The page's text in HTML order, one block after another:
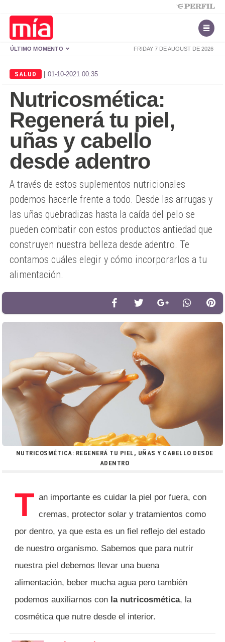
FRIDAY 7 DE AUGUST DE 2026
ÚLTIMO MOMENTO
SALUD | 01-10-2021 00:35
Nutricosmética:
Regenerá tu piel,
uñas y cabello
desde adentro
A través de estos suplementos nutricionales
podemos hacerle frente a todo. Desde las arrugas y
las uñas quebradizas hasta la caída del pelo se
pueden combatir con estos productos antiedad que
construyen nuestra belleza desde adentro. Te
contamos cuáles elegir y cómo incorporarlos a tu
alimentación.
NUTRICOSMÉTICA: REGENERÁ TU PIEL, UÑAS Y CABELLO DESDE
ADENTRO
T an importante es cuidar la piel por fuera, con
cremas, protector solar y tratamientos como
por dentro, ya que esta es un fiel reflejo del estado
de nuestro organismo. Sabemos que para nutrir
nuestra piel debemos llevar una buena
alimentación, beber mucha agua pero también
podemos auxiliarnos con la nutricosmética, la
cosmética que nutre desde el interior.